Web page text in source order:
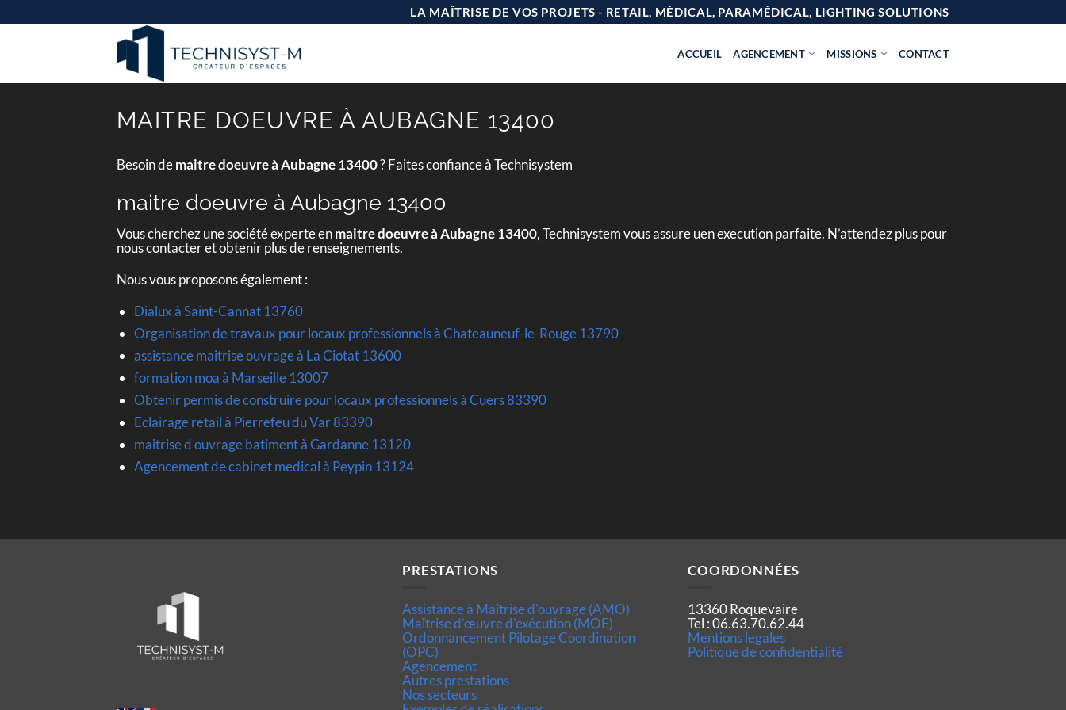
au
LA MAÎTRISE DE VOS PROJETS - RETAIL, MÉDICAL, PARAMÉDICAL, LIGHTING SOLUTIONS
ACCUEIL AGENCEMENT MISSIONS CONTACT
MAITRE DOEUVRE À AUBAGNE 13400
Besoin demaitre doeuvre à Aubagne 13400? Faites confiance à Technisystem
maitre doeuvre à Aubagne 13400
Vous cherchez une société experte enmaitre doeuvre à Aubagne 13400, Technisystem vous assure uen execution parfaite. N’attendez plus pour
nous contacter et obtenir plus de renseignements.
Nous vous proposons également :
Dialux à Saint-Cannat 13760
Organisation de travaux pour locaux professionnels à Chateauneuf-le-Rouge 13790
assistance maitrise ouvrage à La Ciotat 13600
formation moa à Marseille 13007
Obtenir permis de construire pour locaux professionnels à Cuers 83390
Eclairage retail à Pierrefeu du Var 83390
maitrise d ouvrage batiment à Gardanne 13120
Agencement de cabinet medical à Peypin 13124
PRESTATIONS
Assistance à Maîtrise d'ouvrage (AMO)
Maîtrise d’œuvre d'exécution (MOE)
Ordonnancement Pilotage Coordination
(OPC)
Agencement
Autres prestations
Nos secteurs
COORDONNÉES
13360 Roquevaire
Tel : 06.63.70.62.44
Mentions legales
Politique de confidentialité